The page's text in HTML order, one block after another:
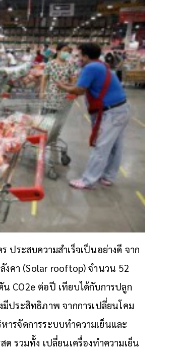
ประสบความสำเร็จเป็นอย่างดี จาก
งคา (Solar rooftop) จำนวน 52
CO2e ต่อปี เทียบได้กับการปลูก
ประสิทธิภาพ จากการเปลี่ยนโคม
ารจัดการระบบทำความเย็นและ
รวมทั้ง เปลี่ยนเครื่องทำความเย็น